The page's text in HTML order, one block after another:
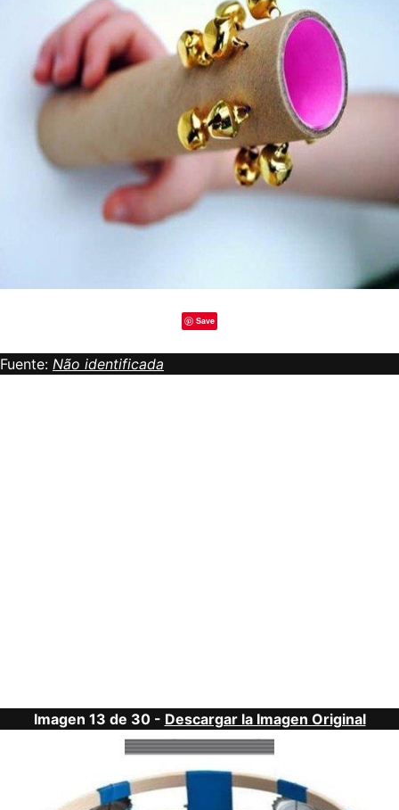
Save
Fuente: Não identificada
Imagen 13 de 30 - Descargar la Imagen Original